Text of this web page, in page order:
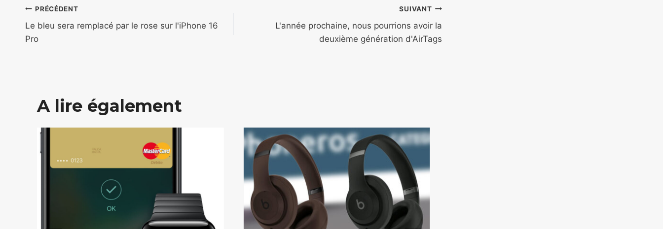
Navigation
de
PRÉCÉDENT
Le bleu sera remplacé par le rose sur l'iPhone 16
Pro
SUIVANT
L'année prochaine, nous pourrions avoir la
deuxième génération d'AirTags
A lire également